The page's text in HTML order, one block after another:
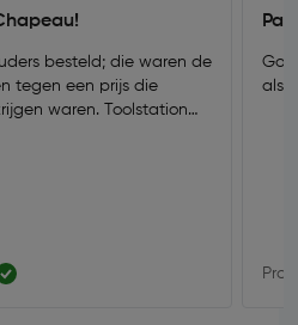
besteld; die waren de
tegen een prijs die
waren. Toolstation
toe waren. Ik was ook
het-zelf zaak: of ik kon
kopen, of hele
als